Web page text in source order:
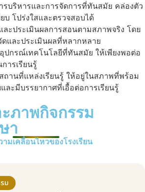
บริหารและการจัดการที่ทันสมัย คล่องตัว
บ โปร่งใสและตรวจสอบได้
ะประเมินผลการสอนตามสภาพจริง โดย
และประเมินผลที่หลากหลาย
ปกรณ์เทคโนโลยีที่ทันสมัย ให้เพียงพอต่อ
ารเรียนรู้
านที่แหล่งเรียนรู้ ให้อยู่ในสภาพที่พร้อม
ละมีบรรยากาศที่เอื้อต่อการเรียนรู้
ภาพกิจกรรม
า
มเคลื่อนไหวของโรงเรียน
ม